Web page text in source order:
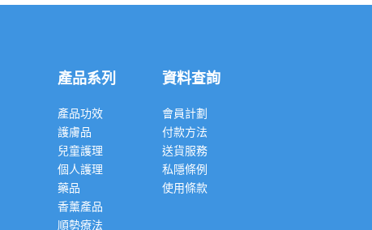
產品系列
產品功效
護膚品
兒童護理
個人護理
藥品
香薰產品
順勢療法
資料查詢
會員計劃
付款方法
送貨服務
私隱條例
使用條款